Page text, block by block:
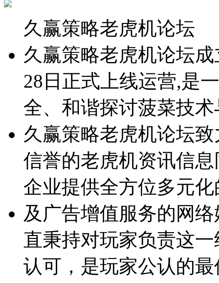
久赢策略老虎机论坛
久赢策略老虎机论坛成
28日正式上线运营,是
全、和谐探讨菠菜技
久赢策略老虎机论坛
信誉的老虎机资讯信
企业提供全方位多元
及广告增值服务的网
直秉持对玩家负责这
认可，是玩家公认的